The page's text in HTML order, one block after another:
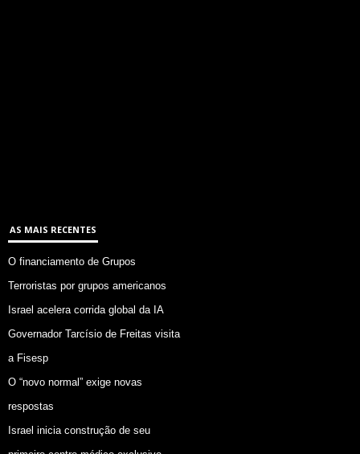
AS MAIS RECENTES
O financiamento de Grupos
Terroristas por grupos americanos
Israel acelera corrida global da IA
Governador Tarcísio de Freitas visita
a Fisesp
O “novo normal” exige novas
respostas
Israel inicia construção de seu